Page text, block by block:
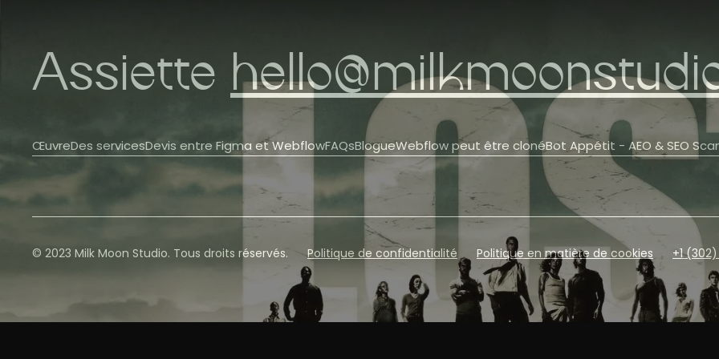
Assiette
ŒuvreDes servicesDevis entre Figma et WebflowFAQsBlogueWebflow peut être clonéBot Appétit - AEO & SEO
© 2023 Milk Moon Studio. Tous droits réservés. Politique de confidentialité Politique en matière de cookies +1